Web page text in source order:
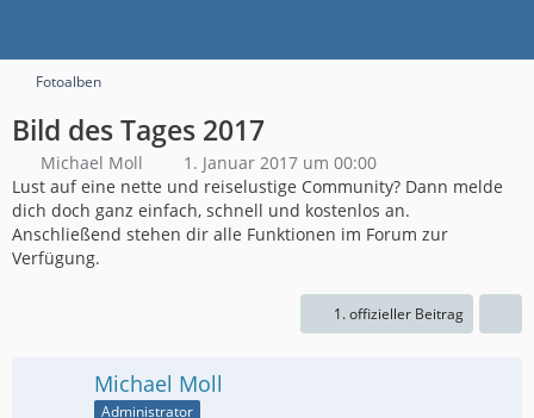
Fotoalben
Bild des Tages 2017
Michael Moll
1. Januar 2017 um 00:00
Lust auf eine nette und reiselustige Community? Dann melde
dich doch ganz einfach, schnell und kostenlos an.
Anschließend stehen dir alle Funktionen im Forum zur
Verfügung.
1. offizieller Beitrag
Michael Moll
Administrator